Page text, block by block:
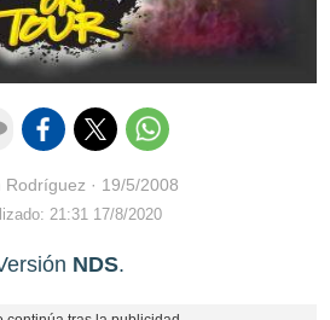
Rodríguez · 19/5/2008
21:31 17/8/2020
NDS.